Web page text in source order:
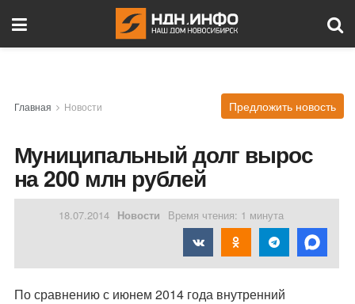
Главная Новости Предложить новость
Муниципальный долг вырос
на 200 млн рублей
18.07.2014 Новости Время чтения: 1 минута
По сравнению с июнем 2014 года внутренний